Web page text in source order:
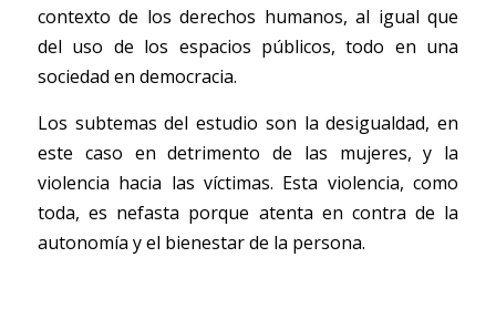
contexto de los derechos humanos, al igual que
del uso de los espacios públicos, todo en una
sociedad en democracia.
Los subtemas del estudio son la desigualdad, en
este caso en detrimento de las mujeres, y la
violencia hacia las víctimas. Esta violencia, como
toda, es nefasta porque atenta en contra de la
autonomía y el bienestar de la persona.